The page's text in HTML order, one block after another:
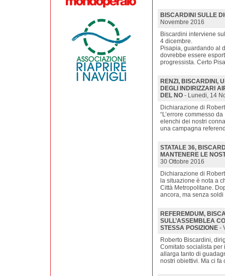
BISCARDINI SULLE
Novembre 2016
Biscardini interviene
4 dicembre.
Pisapia, guardando al
dovrebbe essere
progressista. Certo
RENZI, BISCARDINI,
DEGLI INDIRIZZARI
DEL NO - Lunedi, 14
Dichiarazione di
“L’errore commesso
elenchi dei nostri
una campagna
STATALE 36,
MANTENERE LE
30 Ottobre 2016
Dichiarazione di
la situazione è nota a
Città Metropolitane.
ancora, ma senza soldi
REFEREMDUM,
SULL’ASSEMBLEA
STESSA POSIZIONE -
Roberto Biscardini,
Comitato socialista per
allarga tanto di
nostri obiettivi. Ma ci fa